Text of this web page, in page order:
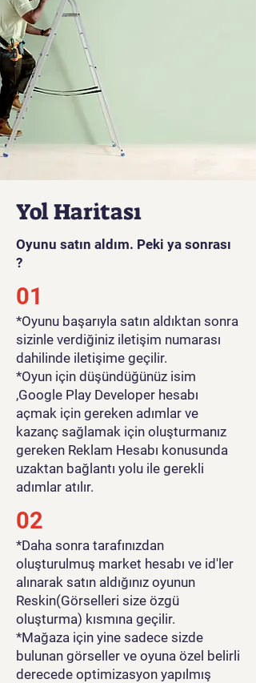
zamanları sınırlı olduğu için
hızlı ve doğru kararlar
vermelidirler. Renkli ve detaylı
resimlerle Farkı Bul, bulmaca
severler için keyifli bir mobil
oyun deneyimi sunar.
Oyun videosunu görmek için
Yol Haritası
Oyunu satın aldım. Peki ya sonrası
?
01
*Oyunu başarıyla satın aldıktan sonra
sizinle verdiğiniz iletişim numarası
dahilinde iletişime geçilir.
*Oyun için düşündüğünüz isim
,Google Play Developer hesabı
açmak için gereken adımlar ve
kazanç sağlamak için oluşturmanız
gereken Reklam Hesabı konusunda
uzaktan bağlantı yolu ile gerekli
adımlar atılır.
02
*Daha sonra tarafınızdan
oluşturulmuş market hesabı ve id'ler
alınarak satın aldığınız oyunun
Reskin(Görselleri size özgü
oluşturma) kısmına geçilir.
*Mağaza için yine sadece sizde
bulunan görseller ve oyuna özel belirli
derecede optimizasyon yapılmış